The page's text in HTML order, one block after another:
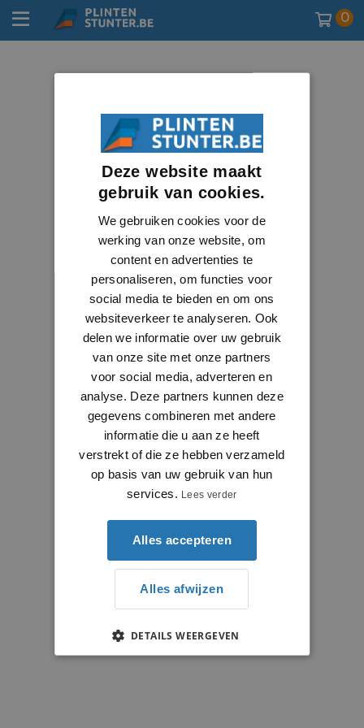
0
Deze website maakt
gebruik van cookies.
We gebruiken cookies voor de
werking van onze website, om
content en advertenties te
personaliseren, om functies voor
social media te bieden en om ons
websiteverkeer te analyseren. Ook
delen we informatie over uw gebruik
van onze site met onze partners
voor social media, adverteren en
analyse. Deze partners kunnen deze
gegevens combineren met andere
informatie die u aan ze heeft
verstrekt of die ze hebben verzameld
op basis van uw gebruik van hun
services.
Lees verder
Alles accepteren
Alles afwijzen
DETAILS WEERGEVEN